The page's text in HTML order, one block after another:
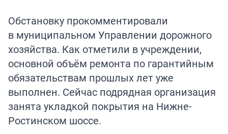
Обстановку прокомментировали
в муниципальном Управлении дорожного
хозяйства. Как отметили в учреждении,
основной объём ремонта по гарантийным
обязательствам прошлых лет уже
выполнен. Сейчас подрядная организация
занята укладкой покрытия на Нижне-
Ростинском шоссе.